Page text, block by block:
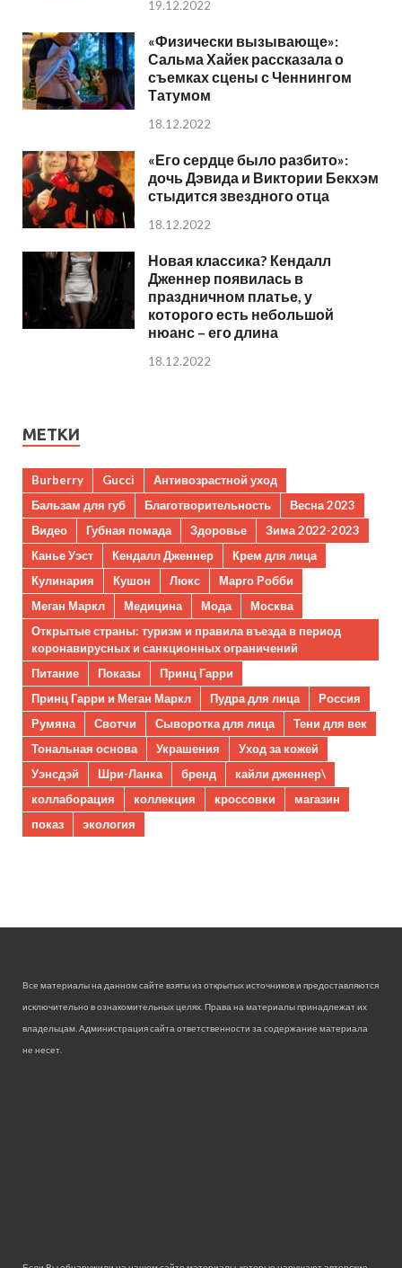
19.12.2022
«Физически вызывающе»:
Сальма Хайек рассказала о
съемках сцены с Ченнингом
Татумом
18.12.2022
«Его сердце было разбито»:
дочь Дэвида и Виктории Бекхэм
стыдится звездного отца
18.12.2022
Новая классика? Кендалл
Дженнер появилась в
праздничном платье, у
которого есть небольшой
нюанс – его длина
18.12.2022
МЕТКИ
Burberry Gucci
Антивозрастной уход
Бальзам для губ
Благотворительность
Весна 2023
Видео
Губная помада Здоровье
Зима 2022-2023
Канье Уэст
Кендалл Дженнер
Крем для лица
Кулинария
Кушон Люкс
Марго Робби
Меган Маркл
Медицина Мода
Москва
Открытые страны: туризм и правила въезда в период
коронавирусных и санкционных ограничений
Питание
Показы
Принц Гарри
Принц Гарри и Меган Маркл
Пудра для лица
Россия
Румяна
Свотчи Сыворотка для лица
Тени для век
Тональная основа
Украшения
Уход за кожей
Уэнсдэй
Шри-Ланка бренд
кайли дженнер\
коллаборация
коллекция кроссовки
магазин
показ
экология
Все материалы на данном сайте взяты из открытых источников и предоставляются
исключительно в ознакомительных целях. Права на материалы принадлежат их
владельцам. Администрация сайта ответственности за содержание материала
не несет.